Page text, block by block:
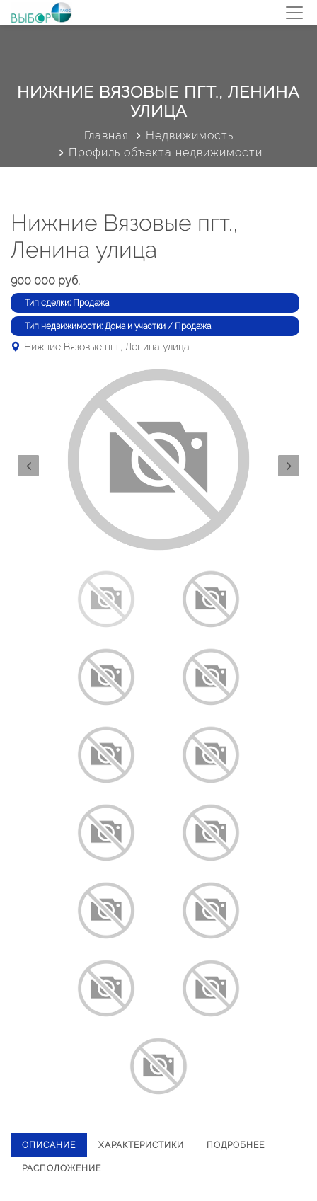
НИЖНИЕ ВЯЗОВЫЕ ПГТ., ЛЕНИНА
УЛИЦА
Главная
Недвижимость
Профиль объекта недвижимости
Нижние Вязовые пгт.,
Ленина улица
900 000 руб.
Тип сделки: Продажа
Тип недвижимости: Дома и участки / Продажа
Нижние Вязовые пгт., Ленина улица
ОПИСАНИЕ ХАРАКТЕРИСТИКИ ПОДРОБНЕЕ
РАСПОЛОЖЕНИЕ